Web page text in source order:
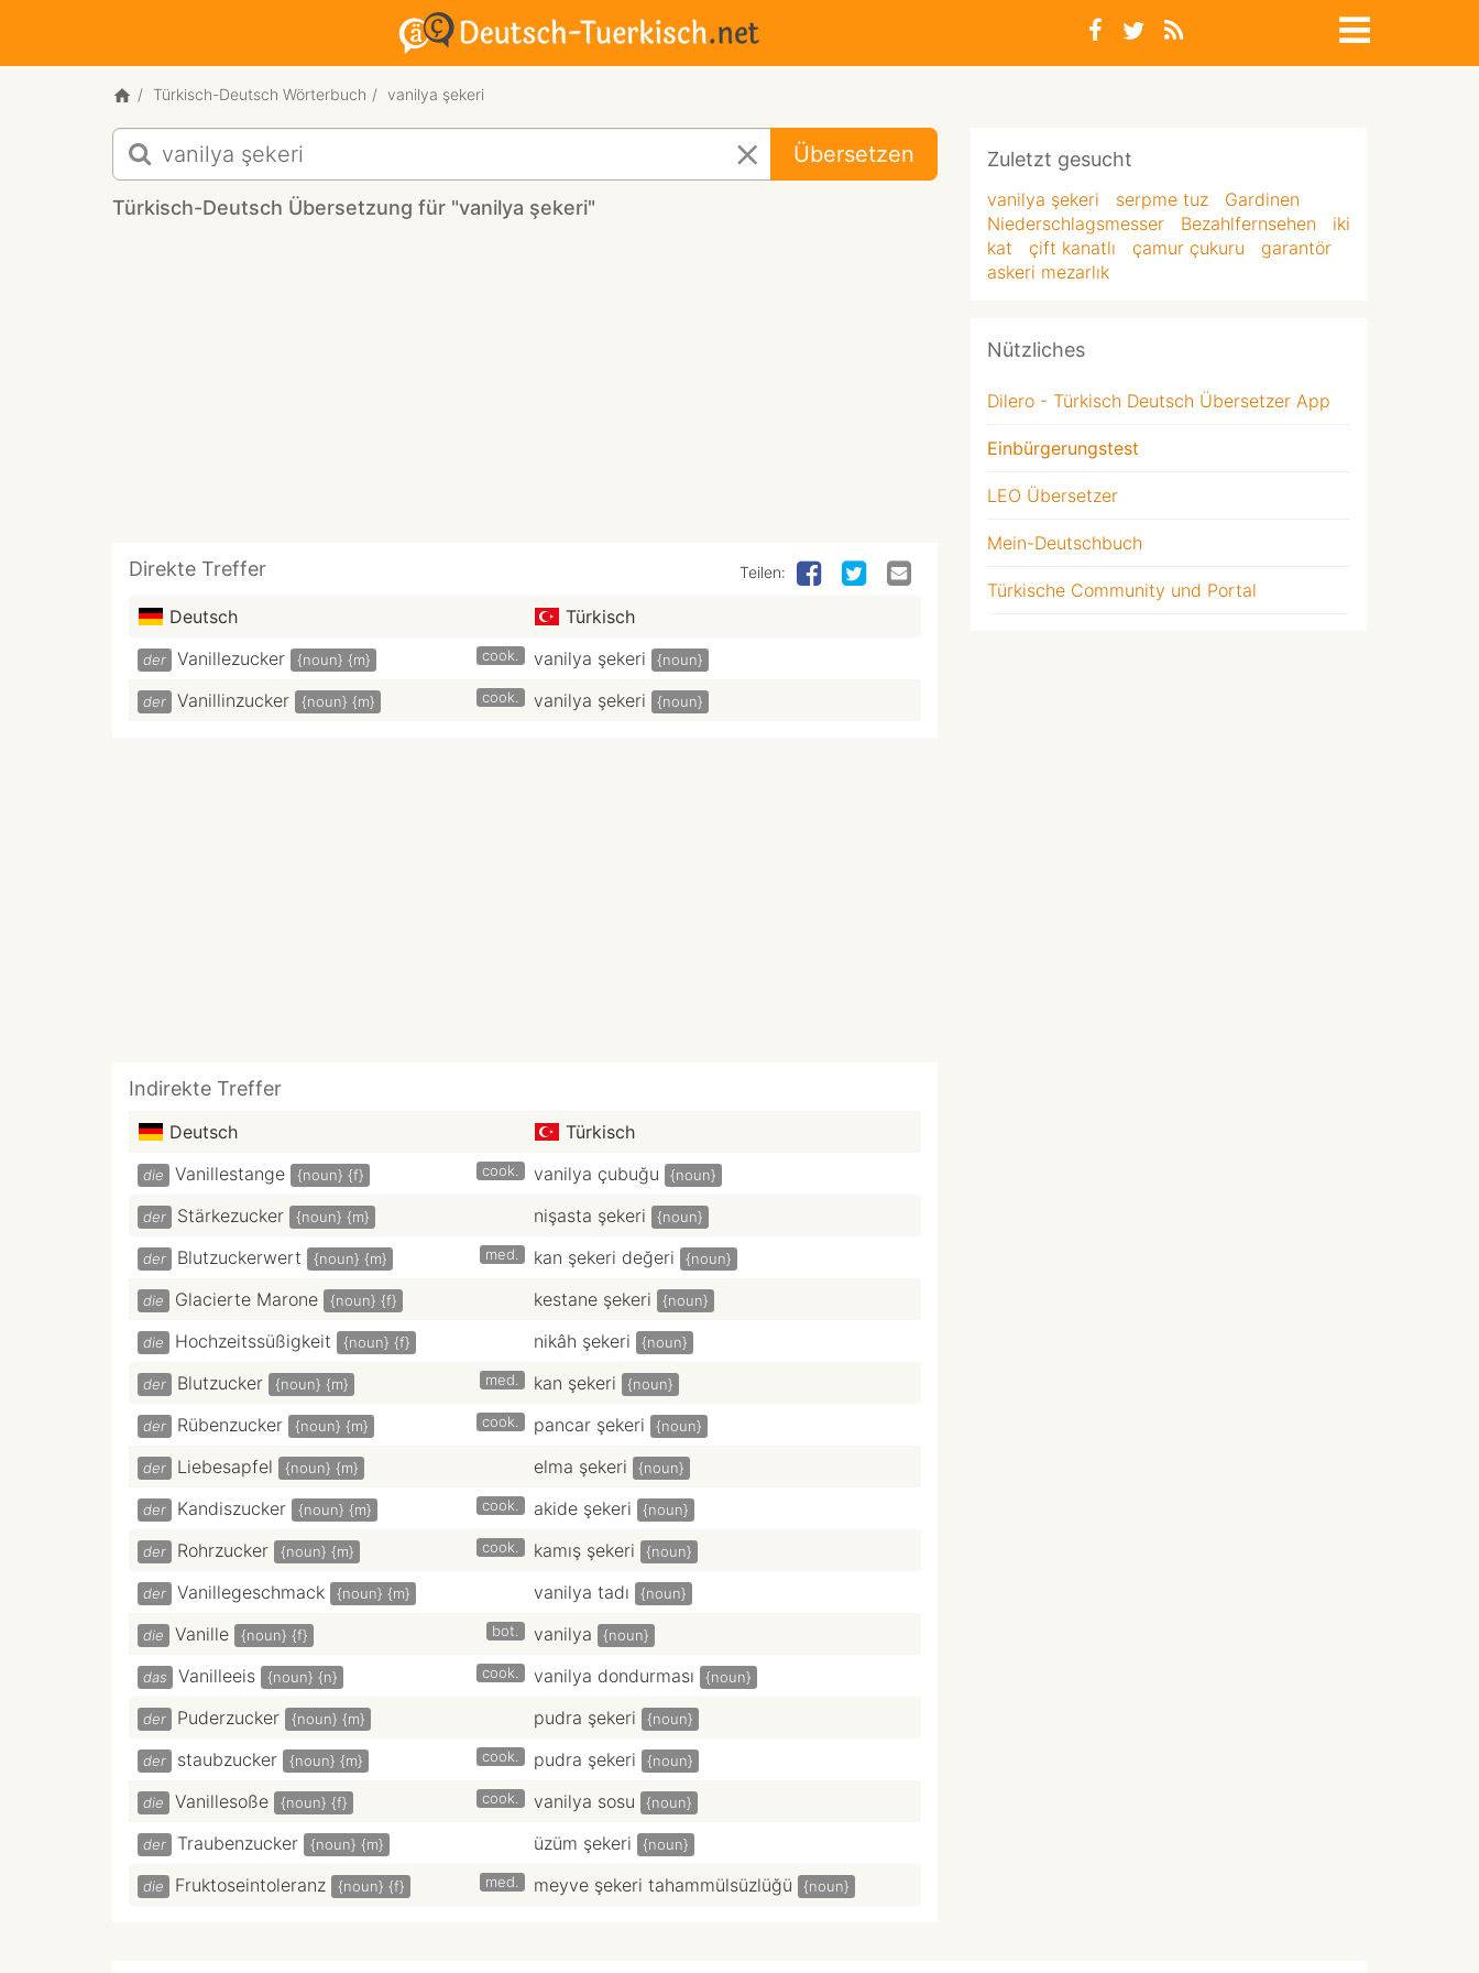
Türkisch-Deutsch Wörterbuch vanilya şekeri
Türkisch-
Deutsch
Übersetzung
für
Übersetzen
Türkisch-Deutsch Übersetzung für "vanilya şekeri"
Direkte Treffer Teilen:
Deutsch Türkisch
der Vanillezucker {noun} {m} cook. vanilya şekeri {noun}
der Vanillinzucker {noun} {m} cook. vanilya şekeri {noun}
Indirekte Treffer
Deutsch Türkisch
die Vanillestange {noun} {f} cook. vanilya çubuğu {noun}
der Stärkezucker {noun} {m} nişasta şekeri {noun}
der Blutzuckerwert {noun} {m} med. kan şekeri değeri {noun}
die Glacierte Marone {noun} {f} kestane şekeri {noun}
die Hochzeitssüßigkeit {noun} {f} nikâh şekeri {noun}
der Blutzucker {noun} {m} med. kan şekeri {noun}
der Rübenzucker {noun} {m} cook. pancar şekeri {noun}
der Liebesapfel {noun} {m} elma şekeri {noun}
der Kandiszucker {noun} {m} cook. akide şekeri {noun}
der Rohrzucker {noun} {m} cook. kamış şekeri {noun}
der Vanillegeschmack {noun} {m} vanilya tadı {noun}
die Vanille {noun} {f} bot. vanilya {noun}
das Vanilleeis {noun} {n} cook. vanilya dondurması {noun}
der Puderzucker {noun} {m} pudra şekeri {noun}
der staubzucker {noun} {m} cook. pudra şekeri {noun}
die Vanillesoße {noun} {f} cook. vanilya sosu {noun}
der Traubenzucker {noun} {m} üzüm şekeri {noun}
die Fruktoseintoleranz {noun} {f} med. meyve şekeri tahammülsüzlüğü {noun}
Zuletzt gesucht
vanilya şekeri serpme tuz
Gardinen
Niederschlagsmesser
Bezahlfernsehen
iki
kat
çift kanatlı çamur çukuru
garantör
askeri mezarlık
Nützliches
Dilero - Türkisch Deutsch Übersetzer App
Einbürgerungstest
LEO Übersetzer
Mein-Deutschbuch
Türkische Community und Portal